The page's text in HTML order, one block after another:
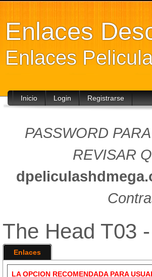
Enlaces
Enlaces
Inicio Login Registrarse
PASSWORD
REVISAR
The Head T03
Enlaces
LA OPCION RECOMENDADA PARA